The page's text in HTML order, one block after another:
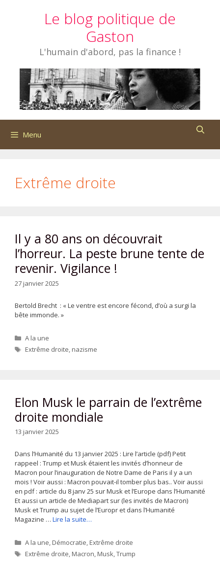
Le blog politique de
Gaston
L'humain d'abord, pas la finance !
Menu
Extrême droite
Il y a 80 ans on découvrait
l’horreur. La peste brune tente de
revenir. Vigilance !
27 janvier 2025
Bertold Brecht : « Le ventre est encore fécond, d’où a surgi la
bête immonde. »
Catégories
A la une
Étiquettes
Extrême droite,nazisme
Elon Musk le parrain de l’extrême
droite mondiale
13 janvier 2025
Dans l’Humanité du 13 janvier 2025 : Lire l’article (pdf) Petit
rappeel : Trump et Musk étaient les invités d’honneur de
Macron pour l’inauguration de Notre Dame de Paris il y a un
mois ! Voir aussi : Macron pouvait-il tomber plus bas.. Voir aussi
en pdf : article du 8 janv 25 sur Musk et l’Europe dans l’Humanité
Et aussi un article de Mediapart sur (les invités de Macron)
Musk et Trump au sujet de l’Europr et dans l’Humanité
Magazine … Lire la suite…
Catégories
A la une,Démocratie,Extrême droite
Étiquettes
Extrême droite,Macron,Musk,Trump